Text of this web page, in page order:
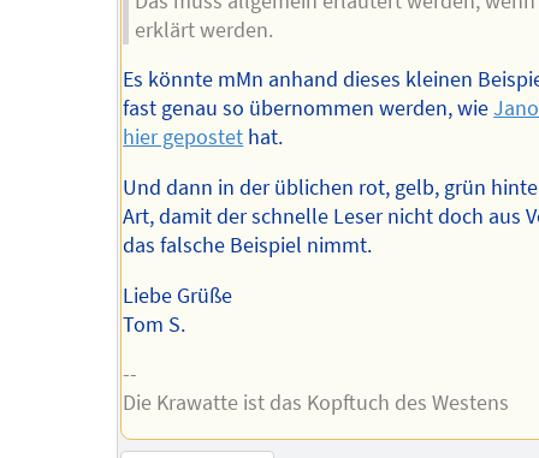
erklärt werden.
Es könnte mMn anhand dieses kleinen
fast genau so übernommen werden, wie
hier gepostet hat.
Und dann in der üblichen rot, gelb, grün
Art, damit der schnelle Leser nicht doch aus
das falsche Beispiel nimmt.
Liebe Grüße
Tom S.
--
Die Krawatte ist das Kopftuch des Westens